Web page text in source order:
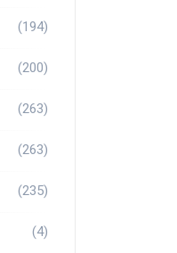
(194)
(200)
(263)
(263)
(235)
(4)